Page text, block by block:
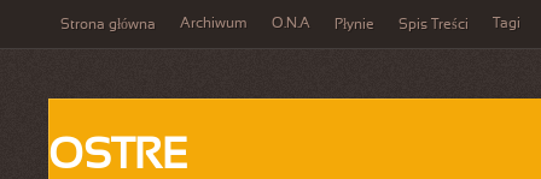
Strona główna Archiwum O.N.A Płynie Spis Treści Tagi
OSTRE